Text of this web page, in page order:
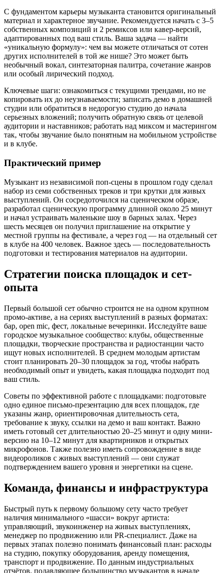
С фундаментом карьеры музыканта становится оригинальный
материал и характерное звучание. Рекомендуется начать с 3–5
собственных композиций и 2 ремиксов или кавер-версий,
адаптированных под ваш стиль. Ваша задача — найти
«уникальную формулу»: чем вы можете отличаться от сотен
других исполнителей в той же нише? Это может быть
необычный вокал, синтезаторная палитра, сочетание жанров
или особый лирический подход.
Ключевые шаги: ознакомиться с текущими трендами, но не
копировать их до неузнаваемости; записать демо в домашней
студии или обратиться в недорогую студию до начала
серьезных вложений; получить обратную связь от целевой
аудитории и наставников; работать над миксом и мастерингом
так, чтобы звучание было понятным на мобильном устройстве
и в клубе.
Практический пример
Музыкант из независимой поп-сцены в прошлом году сделал
набор из семи собственных треков и три крутки для живых
выступлений. Он сосредоточился на сценическом образе,
разработал сценическую программу длинной около 25 минут
и начал устраивать маленькие шоу в барных залах. Через
шесть месяцев он получил приглашение на открытие у
местной группы на фестивале, а через год — на отдельный сет
в клубе на 400 человек. Важное здесь — последовательность
подготовки и тестирования материалов на аудитории.
Стратегии поиска площадок и сет-
опыта
Первый большой сет обычно строится не на одном крупном
промо-активе, а на сериях выступлений в разных форматах:
бар, open mic, фест, локальные вечеринки. Исследуйте ваше
городское музыкальное сообщество: клубы, общественные
площадки, творческие пространства и радиостанции часто
ищут новых исполнителей. В среднем молодым артистам
стоит планировать 20–30 площадок за год, чтобы набрать
необходимый опыт и увидеть, какая площадка подходит под
ваш стиль.
Советы по эффективной работе с площадками: подготовьте
одно единое письмо-презентацию для всех площадок, где
указаны жанр, ориентировочная длительность сетa,
требование к звуку, ссылки на демо и ваш контакт. Важно
иметь готовый сет длительностью 20–25 минут и одну мини-
версию на 10–12 минут для квартирников и открытых
микрофонов. Также полезно иметь сопровождение в виде
видеороликов с живых выступлений — они служат
подтверждением вашего уровня и энергетики на сцене.
Команда, финансы и инфраструктура
Быстрый путь к первому большому сету часто требует
наличия минимального «шасси» вокруг артиста:
управляющий, звукоинженер на живых выступлениях,
менеджер по продвижению или PR-специалист. Даже на
первых этапах полезно понимать финансовый план: расходы
на студию, покупку оборудования, аренду помещения,
транспорт и продвижение. По данным индустриальных
отчётов, подавляющее большинство музыкантов в начале